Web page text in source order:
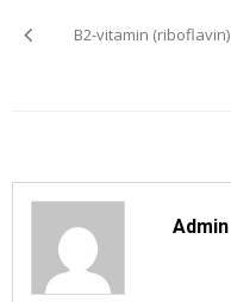
navigációB2-vitamin (riboflavin)
Admin